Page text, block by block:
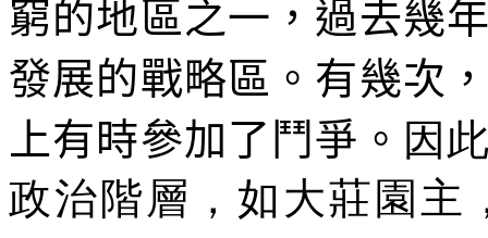
窮的地區之一，過去幾
發展的戰略區。有幾次
上有時參加了鬥爭。 因
政治階層，如大莊園主